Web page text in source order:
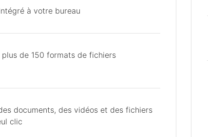
à votre bureau
de 150 formats de fichiers
documents, des vidéos et des fichiers
clic